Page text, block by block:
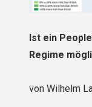
Ist ein
Regime
von Wilhelm